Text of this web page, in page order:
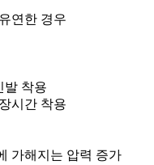
연한 경우
발 착용
시간 착용
가해지는 압력 증가